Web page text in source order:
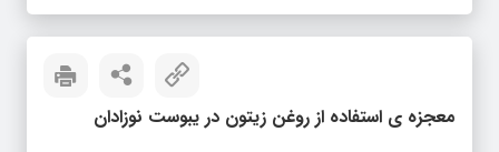
معجزه ی استفاده از روغن زیتون در یبوست نوزادان